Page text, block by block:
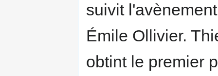
suivit
Émile Ollivier.
obtint le premier